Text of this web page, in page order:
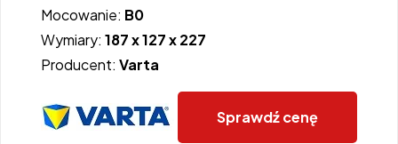
Mocowanie: B0
Wymiary: 187 x 127 x 227
Producent: Varta
Sprawdź cenę